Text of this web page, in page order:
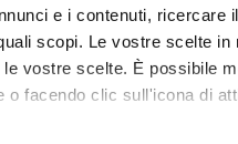
e i contenuti,
scopi. Le vostre scelte
vostre scelte. È possibile
o facendo clic sull'icona di